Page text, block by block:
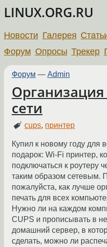
LINUX.ORG.RU
Новости Галерея
Форум Опросы Трекер
Форум — Admin
сети
cups, принтер
Купил к новому году для
подарок: Wi-Fi принтер,
подключаться к роутеру
таким образом сетевым.
пожалуйста, как лучше
печать для всех
Нужно ли на каждом
CUPS и прописывать в
домашний сервер, в
сделать, можно ли